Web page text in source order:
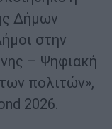
Δήμων
στην
– Ψηφιακή
πολιτών»,
2026.